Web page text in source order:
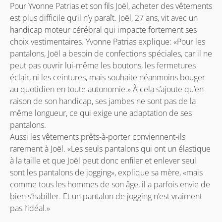
Pour Yvonne Patrias et son fils Joël, acheter des vêtements
est plus difficile qu’il n’y paraît. Joël, 27 ans, vit avec un
handicap moteur cérébral qui impacte fortement ses
choix vestimentaires. Yvonne Patrias explique: «Pour les
pantalons, Joël a besoin de confections spéciales, car il ne
peut pas ouvrir lui-même les boutons, les fermetures
éclair, ni les ceintures, mais souhaite néanmoins bouger
au quotidien en toute autonomie.» À cela s’ajoute qu’en
raison de son handicap, ses jambes ne sont pas de la
même longueur, ce qui exige une adaptation de ses
pantalons.
Aussi les vêtements prêts-à-porter conviennent-ils
rarement à Joël. «Les seuls pantalons qui ont un élastique
à la taille et que Joël peut donc enfiler et enlever seul
sont les pantalons de jogging», explique sa mère, «mais
comme tous les hommes de son âge, il a parfois envie de
bien s’habiller. Et un pantalon de jogging n’est vraiment
pas l’idéal.»